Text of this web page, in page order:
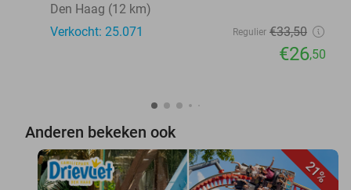
Den Haag (12 km)
Verkocht: 25.071
Regulier €33,50
€26,50
Anderen bekeken ook
21%